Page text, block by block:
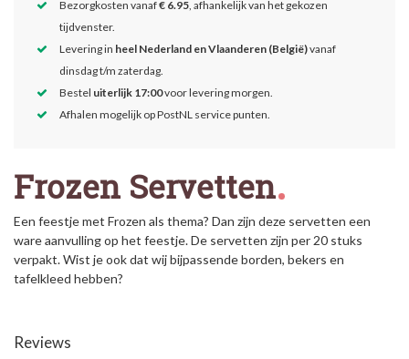
Bezorgkosten vanaf€ 6.95, afhankelijk van het gekozen
tijdvenster.
Levering in heel Nederland en Vlaanderen (België)vanaf
dinsdag t/m zaterdag.
Bestel uiterlijk 17:00voor levering morgen.
Afhalen mogelijk op PostNL service punten.
Frozen Servetten
Een feestje met Frozen als thema? Dan zijn deze servetten een
ware aanvulling op het feestje. De servetten zijn per 20 stuks
verpakt. Wist je ook dat wij bijpassende borden, bekers en
tafelkleed hebben?
Reviews